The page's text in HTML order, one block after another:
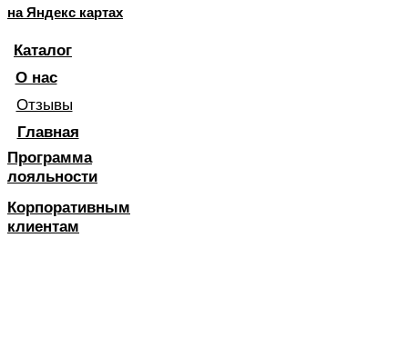
на Яндекс картах
Каталог
О нас
Отзывы
Главная
Программа
лояльности
Корпоративным
клиентам